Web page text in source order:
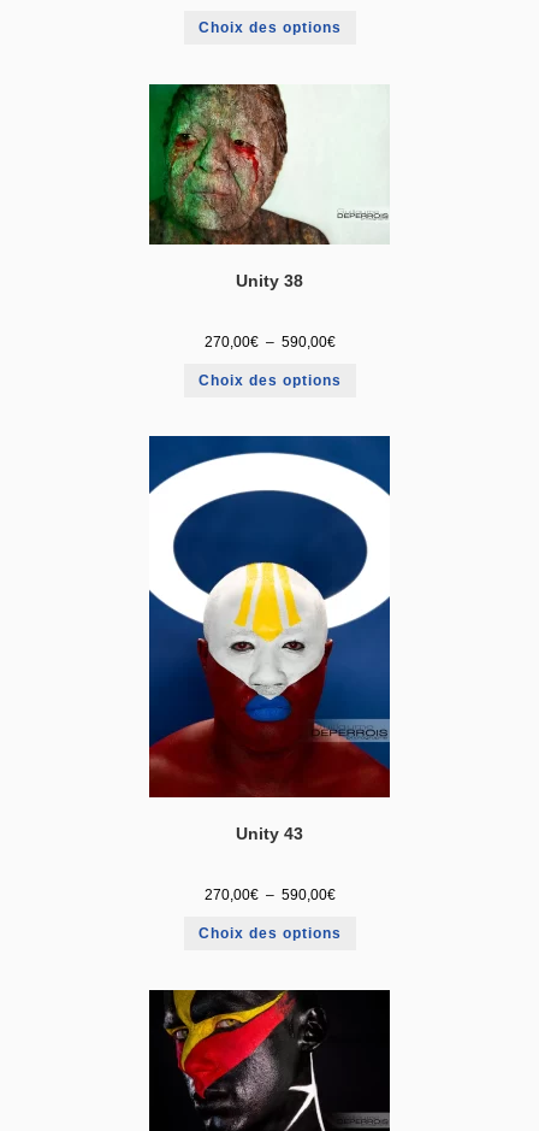
Choix des options
Unity 38
270,00€ – 590,00€
Choix des options
Unity 43
270,00€ – 590,00€
Choix des options